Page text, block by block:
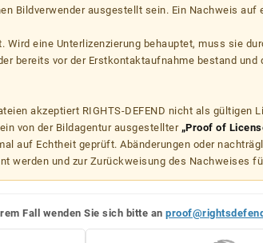
Bildverwender ausgestellt sein. Ein Nachweis auf
Wird eine Unterlizenzierung behauptet, muss sie
bereits vor der Erstkontaktaufnahme bestand und
akzeptiert RIGHTS-DEFEND nicht als gültigen
von der Bildagentur ausgestellter „Proof of
auf Echtheit geprüft. Abänderungen oder
werden und zur Zurückweisung des Nachweises
Fall wenden Sie sich bitte an